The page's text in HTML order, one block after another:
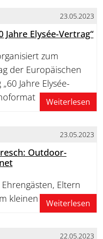
23.05.2023
Jahre Elysée-Vertrag“
zum
der Europäischen
Jahre Elysée-
Weiterlesen
23.05.2023
Outdoor-
Eltern
kleinen Kreis gefeiert
Weiterlesen
22.05.2023